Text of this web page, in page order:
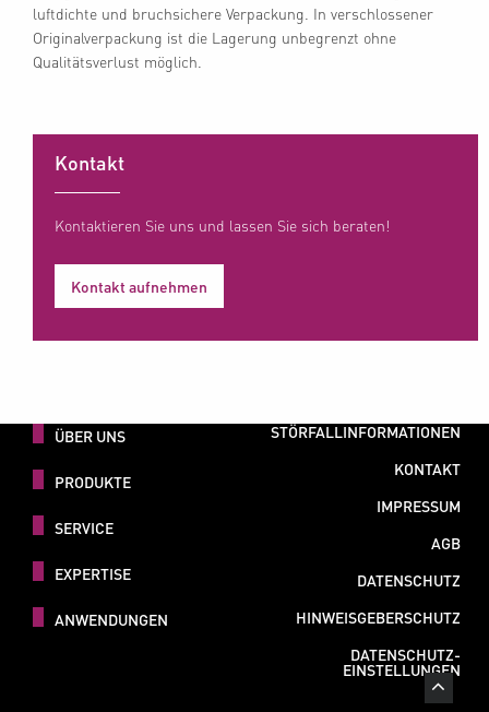
luftdichte und bruchsichere Verpackung. In verschlossener
Originalverpackung ist die Lagerung unbegrenzt ohne
Qualitätsverlust möglich.
Kontakt
Kontaktieren Sie uns und lassen Sie sich beraten!
Kontakt aufnehmen
ÜBER UNS
PRODUKTE
SERVICE
EXPERTISE
ANWENDUNGEN
STÖRFALLINFORMATIONEN
KONTAKT
IMPRESSUM
AGB
DATENSCHUTZ
HINWEISGEBERSCHUTZ
DATENSCHUTZ-
EINSTELLUNGEN